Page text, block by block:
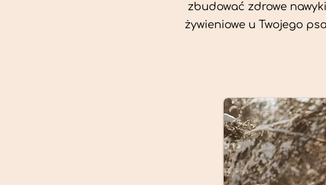
zbudować zdrowe nawyki
żywieniowe u Twojego